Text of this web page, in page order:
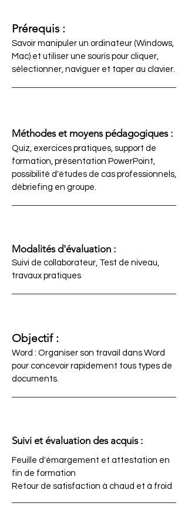
Prérequis :
Savoir manipuler un ordinateur (Windows,
Mac) et utiliser une souris pour cliquer,
sélectionner, naviguer et taper au clavier.
Méthodes et moyens pédagogiques :
Quiz, exercices pratiques, support de
formation, présentation PowerPoint,
possibilité d'études de cas professionnels,
débriefing en groupe.
Modalités d'évaluation :
Suivi de collaborateur, Test de niveau,
travaux pratiques
Objectif :
Word : Organiser son travail dans Word
pour concevoir rapidement tous types de
documents.
Suivi et évaluation des acquis :
Feuille d'émargement et attestation en
fin de formation
Retour de satisfaction à chaud et à froid